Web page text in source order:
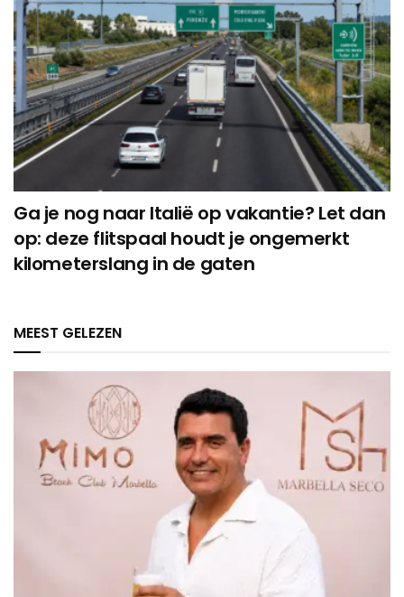
Ga je nog naar Italië op vakantie? Let dan
op: deze flitspaal houdt je ongemerkt
kilometerslang in de gaten
MEEST GELEZEN